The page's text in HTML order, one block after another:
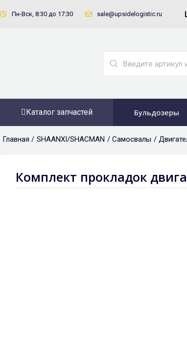
к
Пн-Вск, 8:30 до 17:30 sale@upsidelogistic.ru
Каталог запчастей Бульдозеры
Главная / SHAANXI/SHACMAN / Самосвалы /
Комплект прокладок